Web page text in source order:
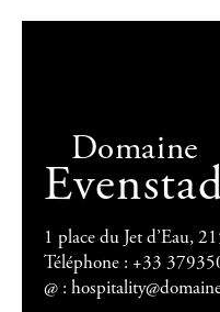
Domaine
1 place du Jet d’Eau,
Téléphone : +33
@ :